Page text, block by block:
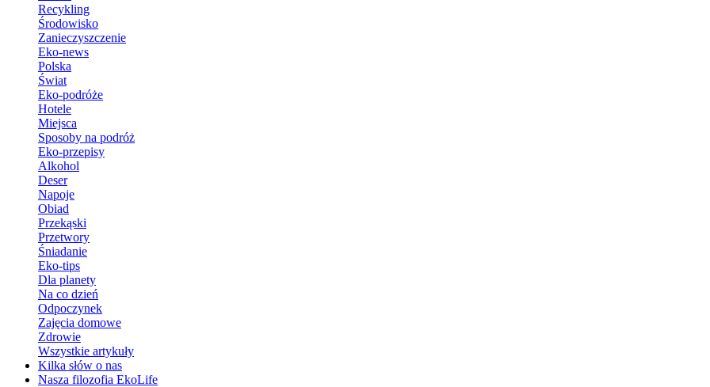
Recykling
Środowisko
Zanieczyszczenie
Eko-news
Polska
Świat
Eko-podróże
Hotele
Miejsca
Sposoby na podróż
Eko-przepisy
Alkohol
Deser
Napoje
Obiad
Przekąski
Przetwory
Śniadanie
Eko-tips
Dla planety
Na co dzień
Odpoczynek
Zajęcia domowe
Zdrowie
Wszystkie artykuły
Kilka słów o nas
Nasza filozofia EkoLife